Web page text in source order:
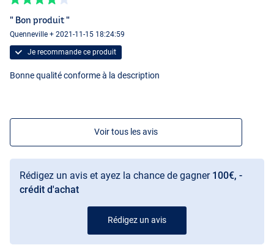
Micro
Normal
" Bon produit "
Quenneville + 2021-11-15 18:24:59
Je recommande ce produit
Bonne qualité conforme à la description
Voir tous les avis
Rédigez un avis et ayez la chance de gagner 100€, -
crédit d'achat
Rédigez un avis